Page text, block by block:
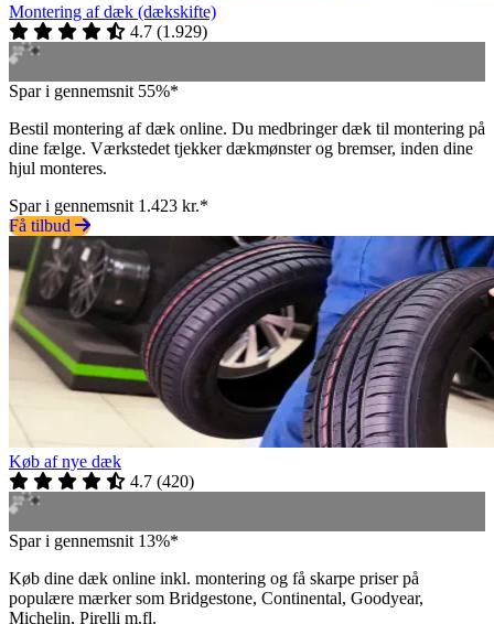
Montering af dæk (dækskifte)
4.7 (1.929)
Spar i gennemsnit 55%*
Bestil montering af dæk online. Du medbringer dæk til montering på
dine fælge. Værkstedet tjekker dækmønster og bremser, inden dine
hjul monteres.
Spar i gennemsnit 1.423 kr.*
Få tilbud
Køb af nye dæk
4.7 (420)
Spar i gennemsnit 13%*
Køb dine dæk online inkl. montering og få skarpe priser på
populære mærker som Bridgestone, Continental, Goodyear,
Michelin, Pirelli m.fl.